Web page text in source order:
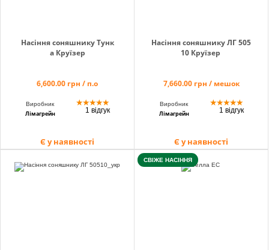
302
Безкоштовно
по Україні
+38 (096) 733
+38 (066) 733
+38 (093) 733
Насіння соняшнику Тунк
а Круїзер
6,600.00 грн / п.о
Виробник
Лімагрейн
★★★★★
1 відгук
Є у наявності
Насіння соняшнику ЛГ 505
10 Круїзер
7,660.00 грн / мешок
Виробник
Лімагрейн
★★★★★
1 відгук
Є у наявності
СВІЖЕ НАСІННЯ